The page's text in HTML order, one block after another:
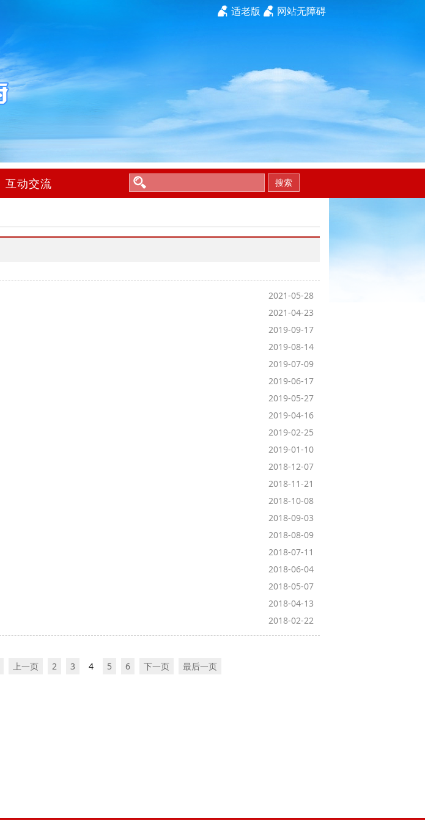
网站无障碍
适老版
互动交流 搜索
2021-05-28
2021-04-23
2019-09-17
2019-08-14
2019-07-09
2019-06-17
2019-05-27
2019-04-16
2019-02-25
2019-01-10
2018-12-07
2018-11-21
2018-10-08
2018-09-03
2018-08-09
2018-07-11
2018-06-04
2018-05-07
2018-04-13
2018-02-22
上一页 2 3 4 5 6 下一页 最后一页